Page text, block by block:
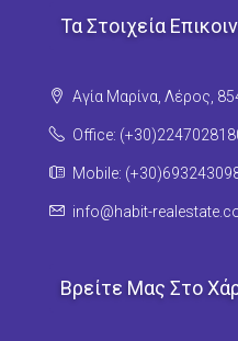
Τα Στοιχεία
Αγία Μαρίνα, Λέρος,
Office:
Mobile:
info@habit-
Βρείτε Μας Στο